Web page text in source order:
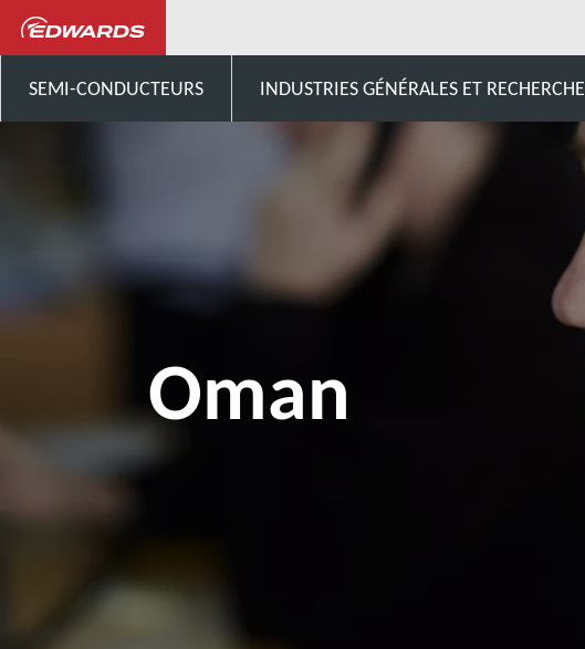
SEMI-CONDUCTEURS INDUSTRIES GÉNÉRALES ET RECHERCHE
Oman